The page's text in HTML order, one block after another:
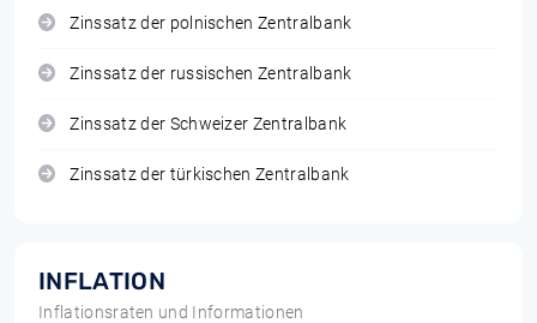
Zinssatz der polnischen Zentralbank
Zinssatz der russischen Zentralbank
Zinssatz der Schweizer Zentralbank
Zinssatz der türkischen Zentralbank
INFLATION
Inflationsraten und Informationen